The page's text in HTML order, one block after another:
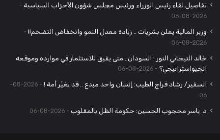
تفاصيل لقاء رئيس الوزراء ورئيس مجلس شؤون الأحزاب السياسية
2026-08-06
وزير المالية يعلن بشريات .. زيادة معدل النمو وانخفاض التضخم!!
2026-08-06
خالد التيجاني النور : السودان.. متى يفيق للاستثمار في موارده وموقعه
الجيواستراتيجي؟
2026-08-06
السفير/ رشاد فراج الطيب: إنسان واحد مبدع .. قد يغيّر أمة !
2026-08-
06
د. ياسر محجوب الحسين: حكومة الظل بالمقلوب 2026-08-06